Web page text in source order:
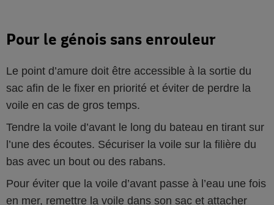
Pour le génois sans enrouleur
Le point d’amure doit être accessible à la sortie du
sac afin de le fixer en priorité et éviter de perdre la
voile en cas de gros temps.
Tendre la voile d’avant le long du bateau en tirant sur
l’une des écoutes. Sécuriser la voile sur la filière du
bas avec un bout ou des rabans.
Pour éviter que la voile d’avant passe à l’eau une fois
en mer, remettre la voile dans son sac et attacher